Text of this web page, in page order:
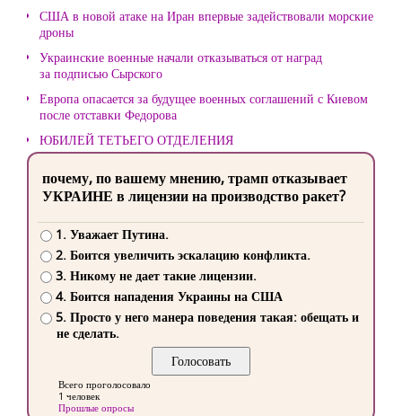
США в новой атаке на Иран впервые задействовали морские
дроны
Украинские военные начали отказываться от наград
за подписью Сырского
Европа опасается за будущее военных соглашений с Киевом
после отставки Федорова
ЮБИЛЕЙ ТЕТЬЕГО ОТДЕЛЕНИЯ
почему, по вашему мнению, трамп отказывает
УКРАИНЕ в лицензии на производство ракет?
1. Уважает Путина.
2. Боится увеличить эскалацию конфликта.
3. Никому не дает такие лицензии.
4. Боится нападения Украины на США
5. Просто у него манера поведения такая: обещать и
не сделать.
Всего проголосовало
1 человек
Прошлые опросы